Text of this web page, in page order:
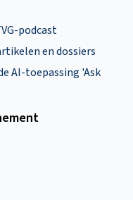
podcast
en dossiers
AI-toepassing 'Ask